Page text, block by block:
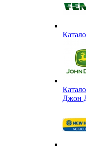
Джон